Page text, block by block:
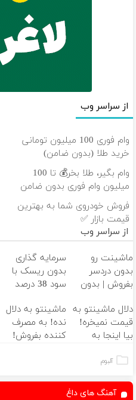
از سراسر وب
وام فوری 100 میلیون تومانی
خرید طلا (بدون ضامن)
وام بگیر، طلا بخر💰 تا 100
میلیون وام فوری بدون ضامن
فروش خودروی شما به بهترین
قیمت بازار ✅
از سراسر وب
ماشینت رو
بدون دردسر
بفروش | بدون
سرمایه گذاری
بدون ریسک با
سود 38 درصد
دلال ماشینتو به
قیمت نمیخره!
بیا اینجا به
بفروش*فقط
ماشینتو به دلال
نده! به مصرف
کننده بفروش!
آلبوم
آهنگ های داغ